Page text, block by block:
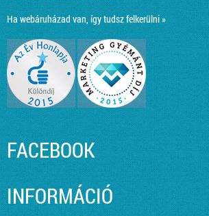
Ha webáruházad van, így tudsz felkerülni »
FACEBOOK
INFORMÁCIÓ